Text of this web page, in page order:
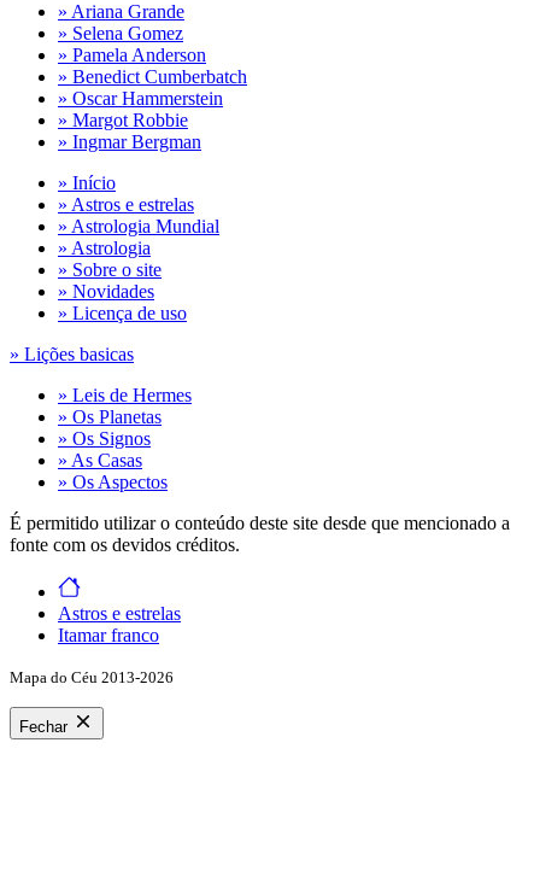
» Ariana Grande
» Selena Gomez
» Pamela Anderson
» Benedict Cumberbatch
» Oscar Hammerstein
» Margot Robbie
» Ingmar Bergman
» Início
» Astros e estrelas
» Astrologia Mundial
» Astrologia
» Sobre o site
» Novidades
» Licença de uso
» Lições basicas
» Leis de Hermes
» Os Planetas
» Os Signos
» As Casas
» Os Aspectos
É permitido utilizar o conteúdo deste site desde que mencionado a
fonte com os devidos créditos.
Astros e estrelas
Itamar franco
Mapa do Céu 2013-2026
Fechar